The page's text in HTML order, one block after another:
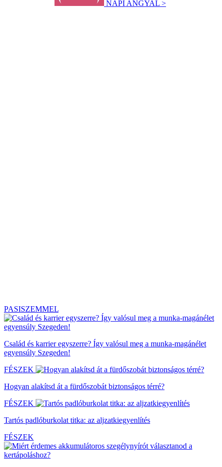
NAPI ANGYAL >
PASISZEMMEL
Család és karrier egyszerre? Így valósul meg a munka-magánélet
egyensúly Szegeden!
FÉSZEK
Hogyan alakítsd át a fürdőszobát biztonságos térré?
FÉSZEK
Tartós padlóburkolat titka: az aljzatkiegyenlítés
FÉSZEK